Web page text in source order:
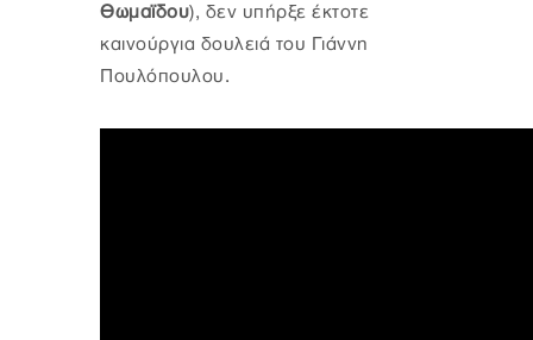
Θωμαϊδου), δεν υπήρξε έκτοτε
καινούργια δουλειά του Γιάννη
Πουλόπουλου.